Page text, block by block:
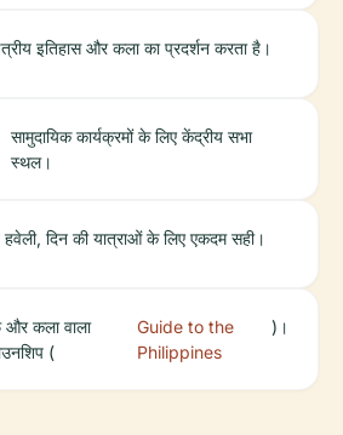
इतिहास और कला का प्रदर्शन करता है।
सामुदायिक कार्यक्रमों के लिए केंद्रीय सभा
स्थल।
हवेली, दिन की यात्राओं के लिए एकदम सही।
कला वाला
(
Guide to the
Philippines
)।